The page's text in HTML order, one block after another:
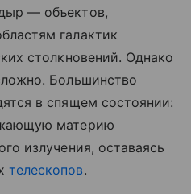
— объектов,
галактик
столкновений. Однако
Большинство
в спящем состоянии:
материю
излучения, оставаясь
телескопов.